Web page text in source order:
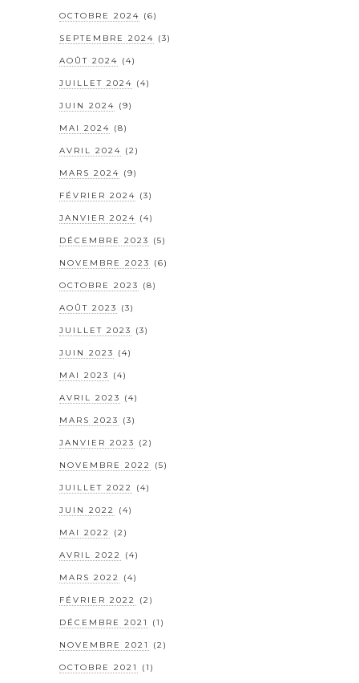
OCTOBRE 2024 (6)
SEPTEMBRE 2024 (3)
AOÛT 2024 (4)
JUILLET 2024 (4)
JUIN 2024 (9)
MAI 2024 (8)
AVRIL 2024 (2)
MARS 2024 (9)
FÉVRIER 2024 (3)
JANVIER 2024 (4)
DÉCEMBRE 2023 (5)
NOVEMBRE 2023 (6)
OCTOBRE 2023 (8)
AOÛT 2023 (3)
JUILLET 2023 (3)
JUIN 2023 (4)
MAI 2023 (4)
AVRIL 2023 (4)
MARS 2023 (3)
JANVIER 2023 (2)
NOVEMBRE 2022 (5)
JUILLET 2022 (4)
JUIN 2022 (4)
MAI 2022 (2)
AVRIL 2022 (4)
MARS 2022 (4)
FÉVRIER 2022 (2)
DÉCEMBRE 2021 (1)
NOVEMBRE 2021 (2)
OCTOBRE 2021 (1)